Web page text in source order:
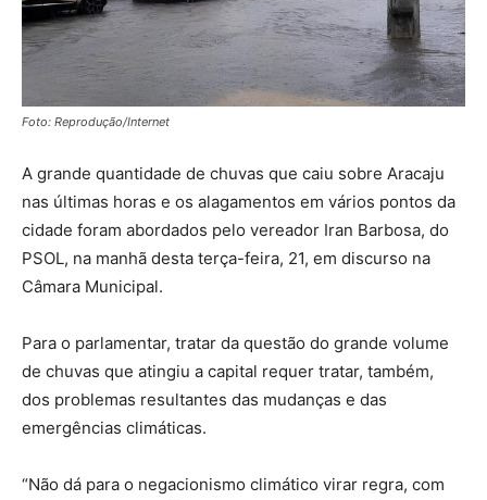
Foto: Reprodução/Internet
A grande quantidade de chuvas que caiu sobre Aracaju
nas últimas horas e os alagamentos em vários pontos da
cidade foram abordados pelo vereador Iran Barbosa, do
PSOL, na manhã desta terça-feira, 21, em discurso na
Câmara Municipal.
Para o parlamentar, tratar da questão do grande volume
de chuvas que atingiu a capital requer tratar, também,
dos problemas resultantes das mudanças e das
emergências climáticas.
“Não dá para o negacionismo climático virar regra, com